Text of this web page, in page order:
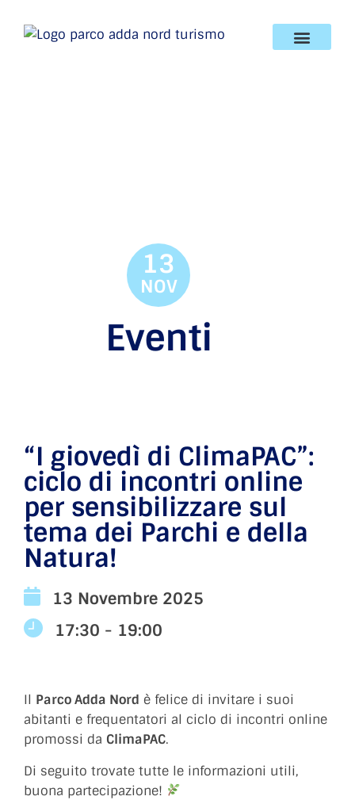
13
NOV
Eventi
“I giovedì di ClimaPAC”:
ciclo di incontri online
per sensibilizzare sul
tema dei Parchi e della
Natura!
13 Novembre 2025
17:30 - 19:00
Il Parco Adda Nord è felice di invitare i suoi
abitanti e frequentatori al ciclo di incontri online
promossi da ClimaPAC.
Di seguito trovate tutte le informazioni utili,
buona partecipazione!